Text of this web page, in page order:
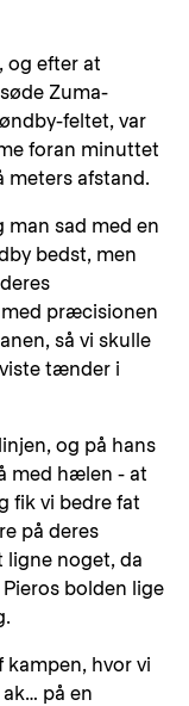
og efter at
Zuma-
feltet, var
foran minuttet
meters afstand.
man sad med en
bedst, men
præcisionen
så vi skulle
tænder i
og på hans
med hælen - at
fik vi bedre fat
på deres
ligne noget, da
bolden lige
kampen, hvor vi
på en